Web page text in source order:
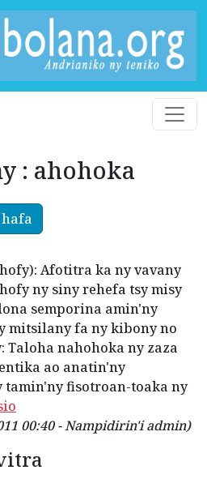
: ahohoka
Afotitra ka ny vavany
ny siny rehefa tsy misy
semporina amin'ny
mitsilany fa ny kibony no
Taloha nahohoka ny zaza
ao anatin'ny
fisotroan-toaka ny
00:40 - Nampidirin'i admin)